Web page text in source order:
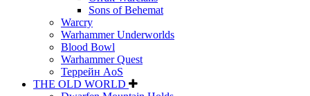
Sons of Behemat
Warcry
Warhammer Underworlds
Blood Bowl
Warhammer Quest
Террейн AoS
THE OLD WORLD